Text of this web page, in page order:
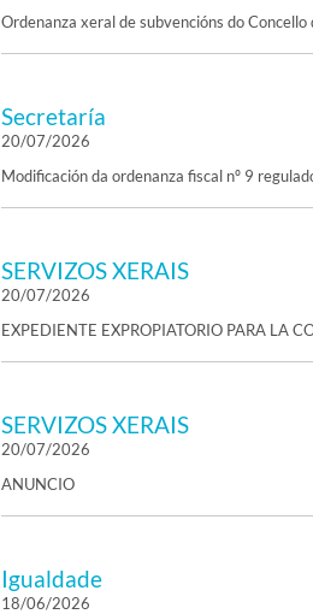
Ordenanza xeral de subvencións do Concello
Secretaría
20/07/2026
Modificación da ordenanza fiscal nº 9
SERVIZOS XERAIS
20/07/2026
EXPEDIENTE EXPROPIATORIO PARA LA
SERVIZOS XERAIS
20/07/2026
ANUNCIO
Igualdade
18/06/2026